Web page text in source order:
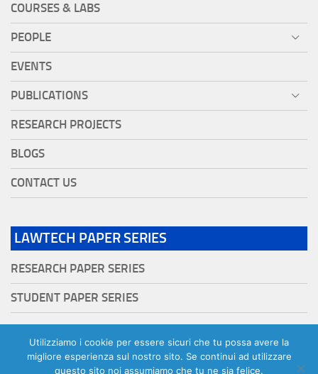
COURSES & LABS
PEOPLE
EVENTS
PUBLICATIONS
RESEARCH PROJECTS
BLOGS
CONTACT US
LAWTECH PAPER SERIES
RESEARCH PAPER SERIES
STUDENT PAPER SERIES
Utilizziamo i cookie per essere sicuri che tu possa avere la
migliore esperienza sul nostro sito. Se continui ad utilizzare
questo sito noi assumiamo che tu ne sia felice.